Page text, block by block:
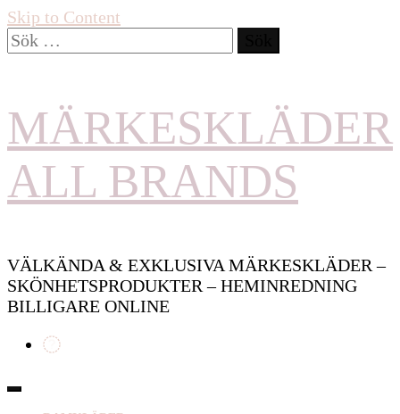
Skip to Content
Sök
efter:
MÄRKESKLÄDER
ALL BRANDS
VÄLKÄNDA & EXKLUSIVA MÄRKESKLÄDER –
SKÖNHETSPRODUKTER – HEMINREDNING
BILLIGARE ONLINE